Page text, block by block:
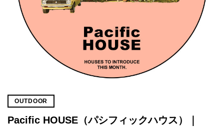
OUTDOOR
Pacific HOUSE（パシフィックハウス）｜